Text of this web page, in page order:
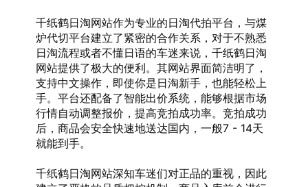
千纸鹤日淘网站作为专业的日淘代拍平台，与煤
炉代切平台建立了紧密的合作关系，对于不熟悉
日淘流程或者不懂日语的车迷来说，千纸鹤日淘
网站提供了极大的便利。其网站界面简洁明了，
支持中文操作，即使你是日淘新手，也能轻松上
手。平台还配备了智能出价系统，能够根据市场
行情自动调整报价，提高竞拍成功率。竞拍成功
后，商品会安全快速地送达国内，一般7 - 14天
就能到手。
千纸鹤日淘网站深知车迷们对正品的重视，因此